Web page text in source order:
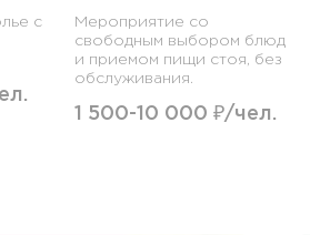
с
Мероприятие со
свободным выбором блюд
и приемом пищи стоя, без
обслуживания.
1 500-10 000 ₽/чел.